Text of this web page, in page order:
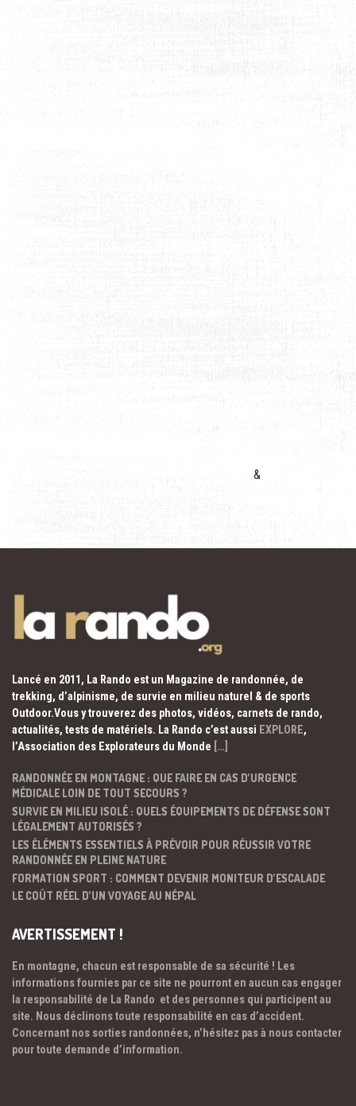
&
Lancé en 2011, La Rando est un Magazine de randonnée, de
trekking, d’alpinisme, de survie en milieu naturel & de sports
Outdoor.Vous y trouverez des photos, vidéos, carnets de rando,
actualités, tests de matériels. La Rando c’est aussi EXPLORE,
l’Association des Explorateurs du Monde […]
RANDONNÉE EN MONTAGNE : QUE FAIRE EN CAS D’URGENCE
MÉDICALE LOIN DE TOUT SECOURS ?
SURVIE EN MILIEU ISOLÉ : QUELS ÉQUIPEMENTS DE DÉFENSE SONT
LÉGALEMENT AUTORISÉS ?
LES ÉLÉMENTS ESSENTIELS À PRÉVOIR POUR RÉUSSIR VOTRE
RANDONNÉE EN PLEINE NATURE
FORMATION SPORT : COMMENT DEVENIR MONITEUR D’ESCALADE
LE COÛT RÉEL D’UN VOYAGE AU NÉPAL
AVERTISSEMENT !
En montagne, chacun est responsable de sa sécurité ! Les
informations fournies par ce site ne pourront en aucun cas engager
la responsabilité de La Rando et des personnes qui participent au
site. Nous déclinons toute responsabilité en cas d’accident.
Concernant nos sorties randonnées, n’hésitez pas à nous contacter
pour toute demande d’information.